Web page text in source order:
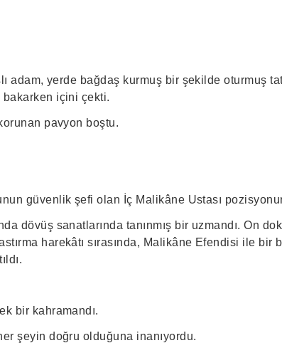
adam, yerde bağdaş kurmuş bir şekilde oturmuş
bakarken içini çekti.
pavyon boştu.
güvenlik şefi olan İç Malikâne Ustası
dövüş sanatlarında tanınmış bir uzmandı. On
harekâtı sırasında, Malikâne Efendisi ile bir
bir kahramandı.
şeyin doğru olduğuna inanıyordu.